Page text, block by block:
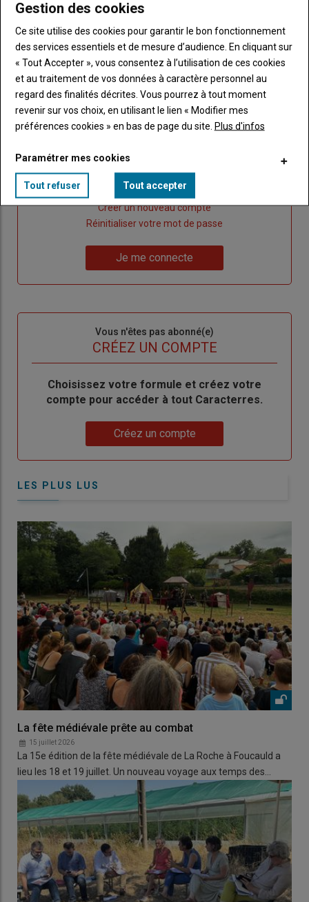
Publicité
Sous-
titre
Vous êtes abonné(e)
TITRE IDENTIFIEZ-VOUS
de votre abonnement
Lien
Créer un nouveau compte
de
Réinitialiser votre mot de passe
me
Je me connecte
Vous n'êtes pas abonné(e)
CRÉEZ UN COMPTE
BodyChoisissez votre formule et créez votre
compte pour accéder à tout Caracterres.
Créez un compte
LES PLUS LUS
La fête médiévale prête au combat
15 juillet 2026
La 15e édition de la fête médiévale de La Roche à Foucauld a
lieu les 18 et 19 juillet. Un nouveau voyage aux temps des…
Gestion des cookies
Ce site utilise des cookies pour garantir le bon fonctionnement
des services essentiels et de mesure d’audience. En cliquant sur
« Tout Accepter », vous consentez à l’utilisation de ces cookies
et au traitement de vos données à caractère personnel au
regard des finalités décrites. Vous pourrez à tout moment
revenir sur vos choix, en utilisant le lien « Modifier mes
préférences cookies » en bas de page du site. Plus d'infos
Paramétrer mes cookies
Tout refuser Tout accepter